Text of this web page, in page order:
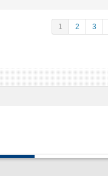
1 2 3